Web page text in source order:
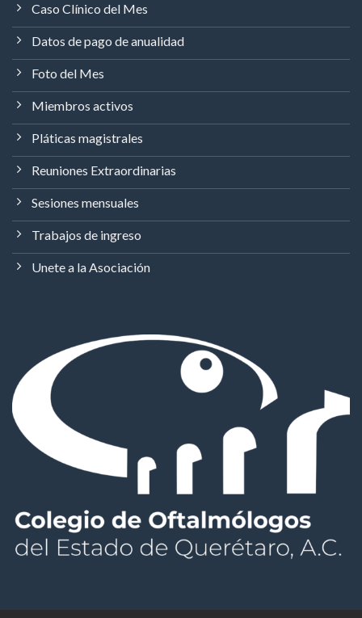
Caso Clínico del Mes
Datos de pago de anualidad
Foto del Mes
Miembros activos
Pláticas magistrales
Reuniones Extraordinarias
Sesiones mensuales
Trabajos de ingreso
Unete a la Asociación